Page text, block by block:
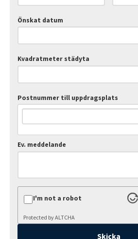
Önskat datum
Kvadratmeter städyta
Postnummer till uppdragsplats
Ev. meddelande
I'm not a robot
Protected byALTCHA